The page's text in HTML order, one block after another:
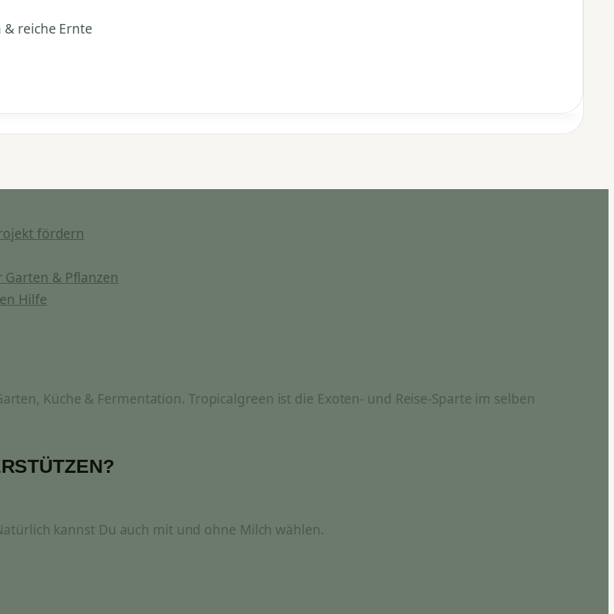
& reiche Ernte
fördern
& Pflanzen
Hilfe
Küche & Fermentation. Tropicalgreen ist die Exoten- und Reise-Sparte im selben
kannst Du auch mit und ohne Milch wählen.